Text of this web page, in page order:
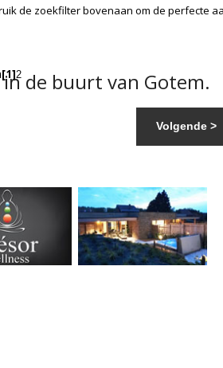
de zoekfilter bovenaan om de perfecte
de buurt van Gotem.
Volgende >
[1]2